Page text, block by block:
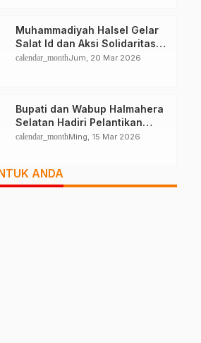
Muhammadiyah Halsel Gelar
Salat Id dan Aksi Solidaritas
Palestina
calendar_monthJum, 20 Mar 2026
Bupati dan Wabup Halmahera
Selatan Hadiri Pelantikan
Mabiran Pramuka se-Kwarcab
calendar_monthMing, 15 Mar 2026
ANDA